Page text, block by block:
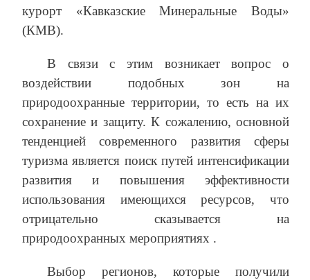
курорт «Кавказские Минеральные Воды»
(КМВ).
В связи с этим возникает вопрос о
воздействии подобных зон на
природоохранные территории, то есть на их
сохранение и защиту. К сожалению, основной
тенденцией современного развития сферы
туризма является поиск путей интенсификации
развития и повышения эффективности
использования имеющихся ресурсов, что
отрицательно сказывается на
природоохранных мероприятиях .
Выбор регионов, которые получили